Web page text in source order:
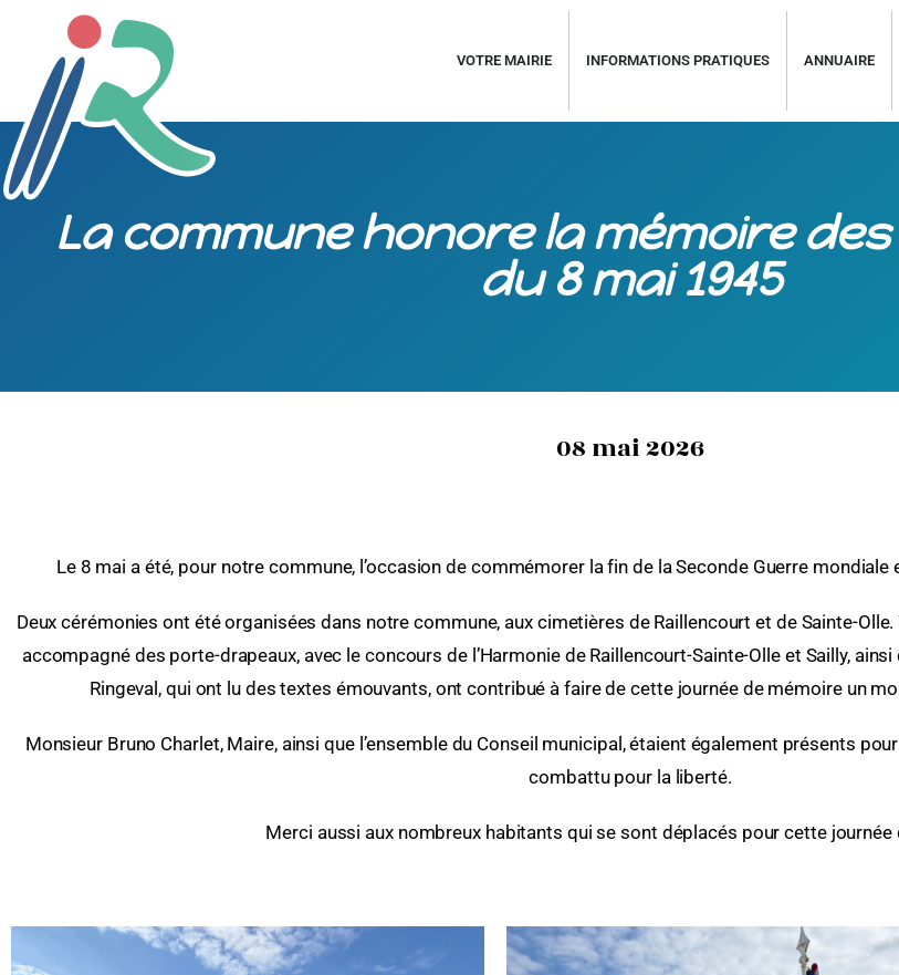
VOTRE MAIRIE INFORMATIONS PRATIQUES ANNUAIRE
La commune honore la mémoire
du 8 mai 1945
08 mai 2026
Le 8 mai a été, pour notre commune, l’occasion de commémorer la fin de la Seconde Guerre mondiale
Deux cérémonies ont été organisées dans notre commune, aux cimetières de Raillencourt et de Sainte-Olle.
accompagné des porte-drapeaux, avec le concours de l’Harmonie de Raillencourt-Sainte-Olle et Sailly,
Ringeval, qui ont lu des textes émouvants, ont contribué à faire de cette journée de mémoire un
Monsieur Bruno Charlet, Maire, ainsi que l’ensemble du Conseil municipal, étaient également présents
combattu pour la liberté.
Merci aussi aux nombreux habitants qui se sont déplacés pour cette journée